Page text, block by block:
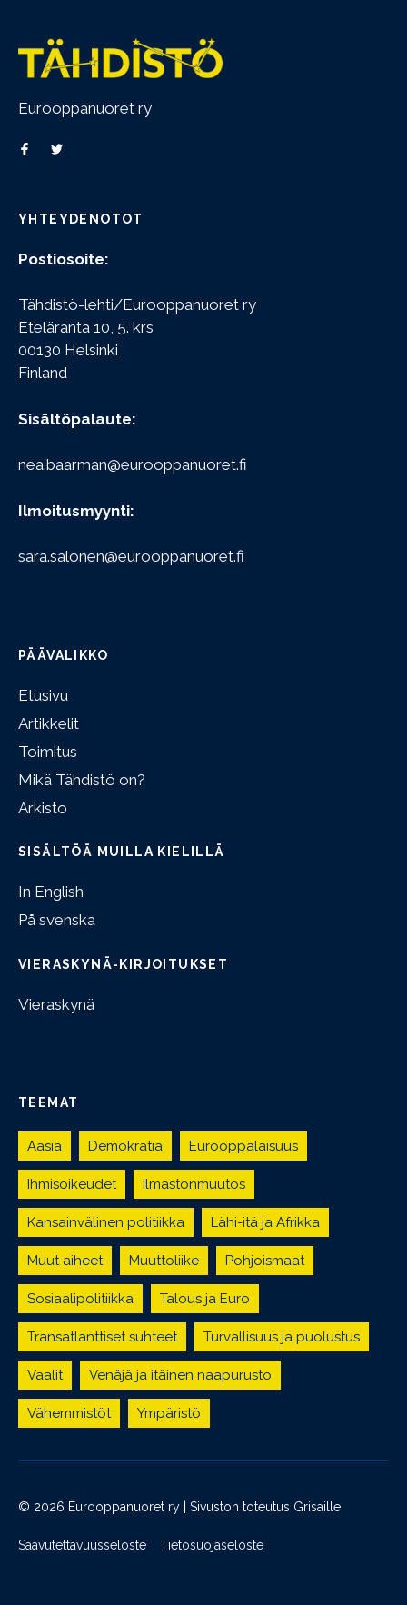
Eurooppanuoret ry
YHTEYDENOTOT
Postiosoite:
Tähdistö-lehti/Eurooppanuoret ry
Eteläranta 10, 5. krs
00130 Helsinki
Finland
Sisältöpalaute:
nea.baarman@eurooppanuoret.fi
Ilmoitusmyynti:
sara.salonen@eurooppanuoret.fi
PÄÄVALIKKO
Etusivu
Artikkelit
Toimitus
Mikä Tähdistö on?
Arkisto
SISÄLTÖÄ MUILLA KIELILLÄ
In English
På svenska
VIERASKYNÄ-KIRJOITUKSET
Vieraskynä
TEEMAT
Aasia Demokratia Eurooppalaisuus
Ihmisoikeudet Ilmastonmuutos
Kansainvälinen politiikka Lähi-itä ja Afrikka
Muut aiheet Muuttoliike Pohjoismaat
Sosiaalipolitiikka Talous ja Euro
Transatlanttiset suhteet Turvallisuus ja puolustus
Vaalit Venäjä ja itäinen naapurusto
Vähemmistöt Ympäristö
© 2026 Eurooppanuoret ry | Sivuston toteutus Grisaille
Saavutettavuusseloste Tietosuojaseloste